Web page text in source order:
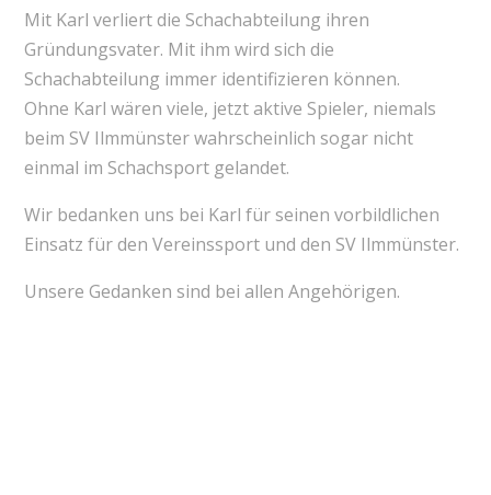
Mit Karl verliert die Schachabteilung ihren
Gründungsvater. Mit ihm wird sich die
Schachabteilung immer identifizieren können.
Ohne Karl wären viele, jetzt aktive Spieler, niemals
beim SV Ilmmünster wahrscheinlich sogar nicht
einmal im Schachsport gelandet.
Wir bedanken uns bei Karl für seinen vorbildlichen
Einsatz für den Vereinssport und den SV Ilmmünster.
Unsere Gedanken sind bei allen Angehörigen.